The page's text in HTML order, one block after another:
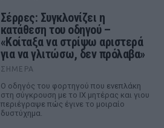
Σέρρες: Συγκλονίζει η
κατάθεση του οδηγού –
«Κοίταξα να στρίψω αριστερά
για να γλιτώσω, δεν πρόλαβα»
ΣΉΜΕΡΑ
Ο οδηγός του φορτηγού που ενεπλάκη
στη σύγκρουση με το ΙΧ μητέρας και γιου
περιέγραψε πώς έγινε το μοιραίο
δυστύχημα.